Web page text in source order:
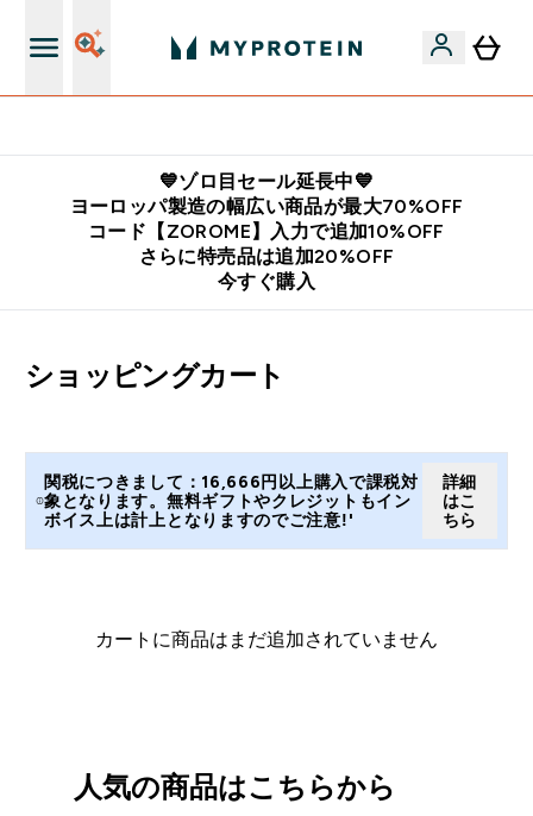
💙ゾロ目セール延長中💙
ヨーロッパ製造の幅広い商品が最大70%OFF
コード【ZOROME】入力で追加10%OFF
さらに特売品は追加20%OFF
今すぐ購入
ショッピングカート
関税につきまして：16,666円以上購入で課税対
象となります。無料ギフトやクレジットもイン
ボイス上は計上となりますのでご注意!'
詳細
はこ
ちら
カートに商品はまだ追加されていません
人気の商品はこちらから